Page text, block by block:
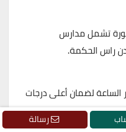
تشمل مدارس
راس الحكمة.
الساعة لضمان أعلى درجات
رسالة